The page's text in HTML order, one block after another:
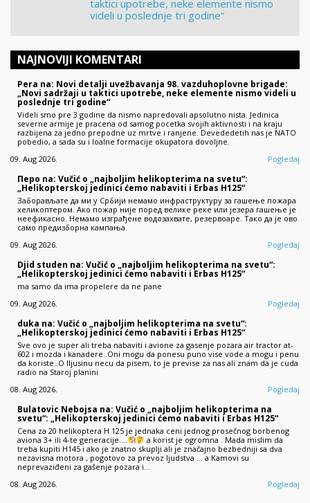
taktici upotrebe, neke elemente nismo
videli u poslednje tri godine“
NAJNOVIJI KOMENTARI
Pera na: Novi detalji uvežbavanja 98. vazduhoplovne brigade:
„Novi sadržaji u taktici upotrebe, neke elemente nismo videli u
poslednje tri godine“
Videli smo pre 3 godine da nismo napredovali apsolutno nista. Jedinica
severne armije je pracena od samog pocetka svojih aktivnosti i na kraju
razbijena za jedno prepodne uz mrtve i ranjene. Devededetih nas je NATO
pobedio, a sada su i loalne formacije okupatora dovoljne.
09. Aug 2026.
Pogledaj
Перо na: Vučić o „najboljim helikopterima na svetu“:
„Helikopterskoj jedinici ćemo nabaviti i Erbas H125“
Заборављате да ми у Србији немамо инфраструктуру за гашење пожара
хеликоптером. Ако пожар није поред велике реке или језера гашење је
неефикасно. Немамо изграђене водозахвате, резервоаре. Тако да је ово
само предизборна кампања.
09. Aug 2026.
Pogledaj
Djid studen na: Vučić o „najboljim helikopterima na svetu“:
„Helikopterskoj jedinici ćemo nabaviti i Erbas H125“
ma samo da ima propelere da ne pane
09. Aug 2026.
Pogledaj
duka na: Vučić o „najboljim helikopterima na svetu“:
„Helikopterskoj jedinici ćemo nabaviti i Erbas H125“
Sve ovo je super ali treba nabaviti i avione za gasenje pozara air tractor at-
602 i mozda i kanadere..Oni mogu da ponesu puno vise vode a mogu i penu
da koriste..O Iljusinu necu da pisem, to je previse za nas ali znam da je cuda
radio na Staroj planini
08. Aug 2026.
Pogledaj
Bulatovic Nebojsa na: Vučić o „najboljim helikopterima na
svetu“: „Helikopterskoj jedinici ćemo nabaviti i Erbas H125“
Cena za 20 helikoptera H 125 je jednaka ceni jednog prosečnog borbenog
aviona 3+ ili 4-te generacije....
a korist je ogromna . Mada mislim da
treba kupiti H145 i ako je znatno skuplji ali je značajno bezbedniji sa dva
nezavisna motora , pogotovo za prevoz ljudstva ... a Kamovi su
neprevaziđeni za gašenje pozara i…
08. Aug 2026.
Pogledaj